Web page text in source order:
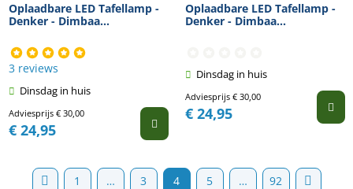
Oplaadbare LED Tafellamp -
Denker - Dimbaa...
3 reviews
Dinsdag in huis
Adviesprijs €30,00
€24,95
Oplaadbare LED Tafellamp -
Denker - Dimbaa...
Dinsdag in huis
Adviesprijs €30,00
€24,95
1 … 3 4 5 … 92